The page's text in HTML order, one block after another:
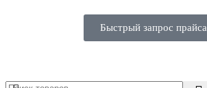
Быстрый запрос прайса